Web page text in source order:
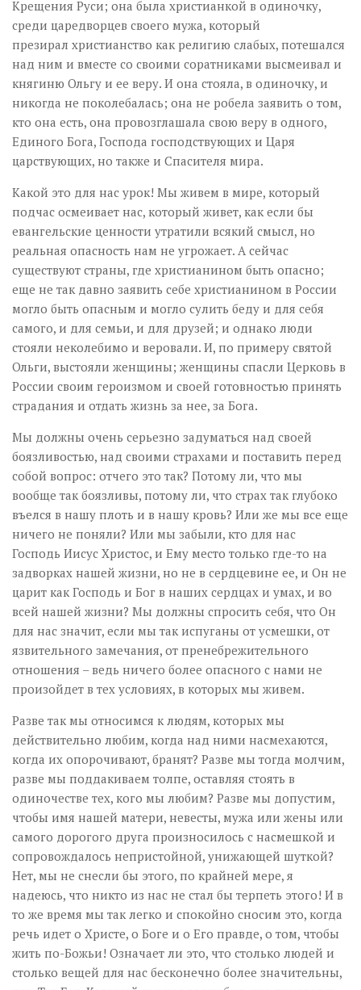
Крещения Руси; она была христианкой в одиночку,
среди царедворцев своего мужа, который
презирал христианство как религию слабых, потешался
над ним и вместе со своими соратниками высмеивал и
княгиню Ольгу и ее веру. И она стояла, в одиночку, и
никогда не поколебалась; она не робела заявить о том,
кто она есть, она провозглашала свою веру в одного,
Единого Бога, Господа господствующих и Царя
царствующих, но также и Спасителя мира.
Какой это для нас урок! Мы живем в мире, который
подчас осмеивает нас, который живет, как если бы
евангельские ценности утратили всякий смысл, но
реальная опасность нам не угрожает. А сейчас
существуют страны, где христианином быть опасно;
еще не так давно заявить себе христианином в России
могло быть опасным и могло сулить беду и для себя
самого, и для семьи, и для друзей; и однако люди
стояли неколебимо и веровали. И, по примеру святой
Ольги, выстояли женщины; женщины спасли Церковь в
России своим героизмом и своей готовностью принять
страдания и отдать жизнь за нее, за Бога.
Мы должны очень серьезно задуматься над своей
боязливостью, над своими страхами и поставить перед
собой вопрос: отчего это так? Потому ли, что мы
вообще так боязливы, потому ли, что страх так глубоко
въелся в нашу плоть и в нашу кровь? Или же мы все еще
ничего не поняли? Или мы забыли, кто для нас
Господь Иисус Христос, и Ему место только где-то на
задворках нашей жизни, но не в сердцевине ее, и Он не
царит как Господь и Бог в наших сердцах и умах, и во
всей нашей жизни? Мы должны спросить себя, что Он
для нас значит, если мы так испуганы от усмешки, от
язвительного замечания, от пренебрежительного
отношения – ведь ничего более опасного с нами не
произойдет в тех условиях, в которых мы живем.
Разве так мы относимся к людям, которых мы
действительно любим, когда над ними насмехаются,
когда их опорочивают, бранят? Разве мы тогда молчим,
разве мы поддакиваем толпе, оставляя стоять в
одиночестве тех, кого мы любим? Разве мы допустим,
чтобы имя нашей матери, невесты, мужа или жены или
самого дорогого друга произносилось с насмешкой и
сопровождалось непристойной, унижающей шуткой?
Нет, мы не снесли бы этого, по крайней мере, я
надеюсь, что никто из нас не стал бы терпеть этого! И в
то же время мы так легко и спокойно сносим это, когда
речь идет о Христе, о Боге и о Его правде, о том, чтобы
жить по-Божьи! Означает ли это, что столько людей и
столько вещей для нас бесконечно более значительны,